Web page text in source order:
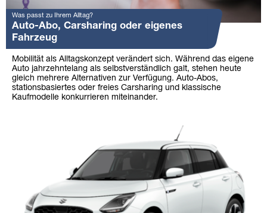
Was passt zu Ihrem Alltag?
Auto-Abo, Carsharing oder eigenes
Fahrzeug
Mobilität als Alltagskonzept verändert sich. Während das eigene
Auto jahrzehntelang als selbstverständlich galt, stehen heute
gleich mehrere Alternativen zur Verfügung. Auto-Abos,
stationsbasiertes oder freies Carsharing und klassische
Kaufmodelle konkurrieren miteinander.